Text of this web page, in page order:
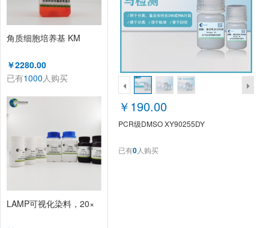
角质细胞培养基 KM
￥2280.00
已有1000人购买
LAMP可视化染料，20×
￥190.00
PCR级DMSO XY90255DY
已有0人购买